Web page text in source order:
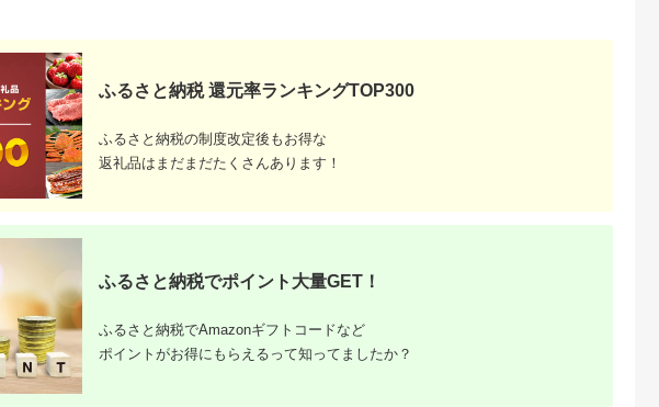
【2026年】ふるさと納税
100万円の寄付でもらえるお
すすめ返礼品！
ふるさと納税 還元率ランキングTOP300
ふるさと納税の制度改定後もお得な
返礼品はまだまだたくさんあります！
ふるさと納税でポイント大量GET！
ふるさと納税でAmazonギフトコードなど
ポイントがお得にもらえるって知ってましたか？